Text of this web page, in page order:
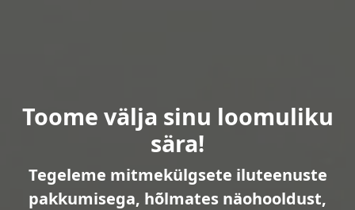
Toome välja sinu loomuliku
sära!
Tegeleme mitmekülgsete iluteenuste
pakkumisega, hõlmates näohooldust,